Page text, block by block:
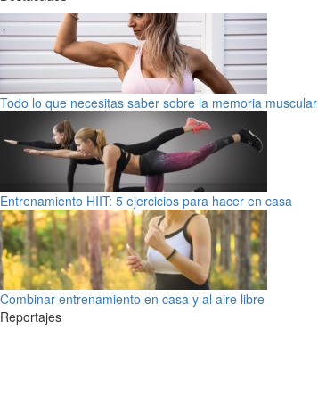
Todo lo que necesitas saber sobre la memoria muscular
Entrenamiento HIIT: 5 ejercicios para hacer en casa
Combinar entrenamiento en casa y al aire libre
Reportajes